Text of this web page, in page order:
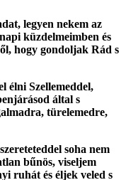
legyen nekem az
küzdelmeimben és
hogy gondoljak Rád s
élni Szellemeddel,
által s
türelemedre,
soha nem
bűnös, viseljem
ruhát és éljek veled s